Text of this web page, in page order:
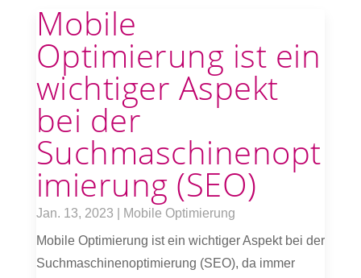
Mobile
Optimierung ist ein
wichtiger Aspekt
bei der
Suchmaschinenopt
imierung (SEO)
Jan. 13, 2023
Mobile Optimierung
Mobile Optimierung ist ein wichtiger Aspekt bei der
Suchmaschinenoptimierung (SEO), da immer